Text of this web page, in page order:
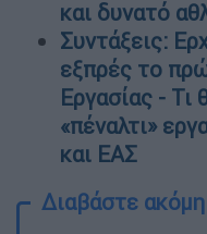
και δυνατό
Συντάξεις:
εξπρές το
Εργασίας - Τι
«πέναλτι»
και ΕΑΣ
Διαβάστε ακόμη